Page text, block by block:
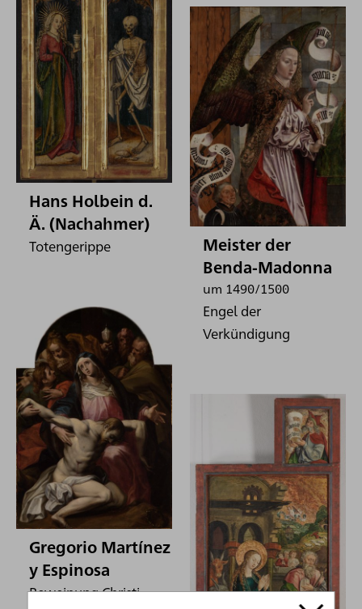
Hans Holbein d.
Ä. (Nachahmer)
Totengerippe
Meister der
Benda-Madonna
um 1490/1500
Engel der
Verkündigung
Gregorio Martínez
y Espinosa
Beweinung Christi